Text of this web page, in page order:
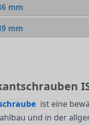
mm
mm
ist eine
und in der